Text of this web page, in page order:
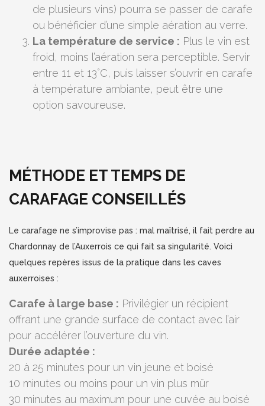
de plusieurs vins) pourra se passer de carafe
ou bénéficier d’une simple aération au verre.
La température de service : Plus le vin est
froid, moins l’aération sera perceptible. Servir
entre 11 et 13°C, puis laisser s’ouvrir en carafe
à température ambiante, peut être une
option savoureuse.
MÉTHODE ET TEMPS DE
CARAFAGE CONSEILLÉS
Le carafage ne s’improvise pas : mal maîtrisé, il fait perdre au
Chardonnay de l’Auxerrois ce qui fait sa singularité. Voici
quelques repères issus de la pratique dans les caves
auxerroises :
Carafe à large base : Privilégier un récipient
offrant une grande surface de contact avec l’air
pour accélérer l’ouverture du vin.
Durée adaptée :
20 à 25 minutes pour un vin jeune et boisé
10 minutes ou moins pour un vin plus mûr
30 minutes au maximum pour une cuvée au boisé